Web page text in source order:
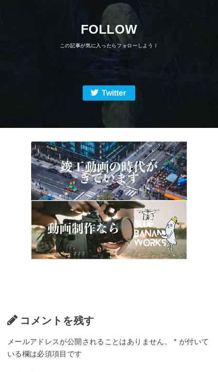
FOLLOW
Twitter
コメントを残す
メールアドレスが公開されることはありません。 * が付いて
いる欄は必須項目です